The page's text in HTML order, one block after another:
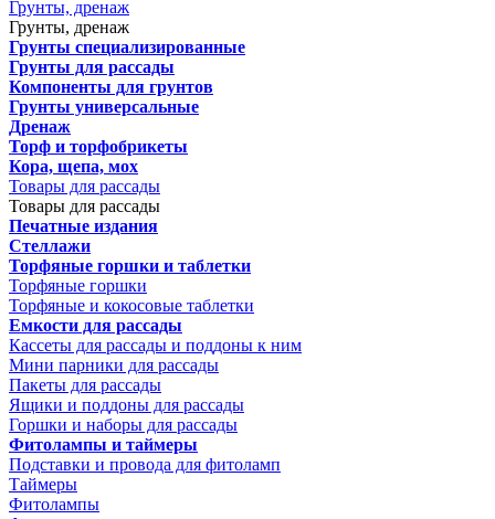
Грунты, дренаж
Грунты, дренаж
Грунты специализированные
Грунты для рассады
Компоненты для грунтов
Грунты универсальные
Дренаж
Торф и торфобрикеты
Кора, щепа, мох
Товары для рассады
Товары для рассады
Печатные издания
Стеллажи
Торфяные горшки и таблетки
Торфяные горшки
Торфяные и кокосовые таблетки
Емкости для рассады
Кассеты для рассады и поддоны к ним
Мини парники для рассады
Пакеты для рассады
Ящики и поддоны для рассады
Горшки и наборы для рассады
Фитолампы и таймеры
Подставки и провода для фитоламп
Таймеры
Фитолампы